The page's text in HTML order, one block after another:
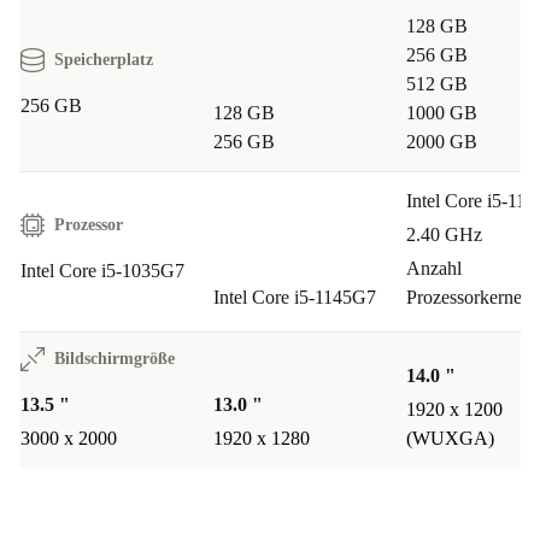
Mit dem generalüberholten Microsoft Surface Book 3
kannst du dein Computererlebnis verbessern - denn hier
vereinen sich Anpassungsfähigkeit, Leistung und
Nachhaltigkeit zu einer intelligenteren, besser vernetzten
Speicherplatz
256 GB
128 GB
256 GB
128 GB
256 GB
512 GB
1000 GB
2000 GB
Prozessor
Intel Core i5-1035G7
Intel Core i5-1145G7
Intel Core i5-
2.40 GHz
Anzahl
Prozessorkerne: 4
Bildschirmgröße
13.5 "
3000 x 2000
13.0 "
1920 x 1280
14.0 "
1920 x 1200
(WUXGA)